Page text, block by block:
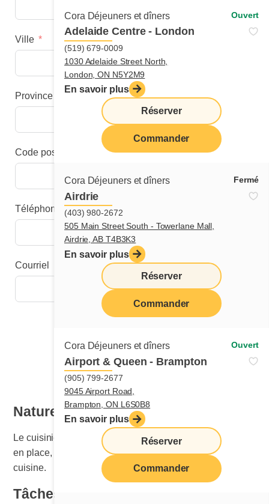
Cora Déjeuners et dîners Ouvert
Adelaide Centre - London
(519) 679-0009
1030 Adelaide Street North,
London, ON N5Y2M9
En savoir plus
Réserver
Commander
Cora Déjeuners et dîners Fermé
Airdrie
(403) 980-2672
505 Main Street South - Towerlane Mall,
Airdrie, AB T4B3K3
En savoir plus
Réserver
Commander
Cora Déjeuners et dîners Ouvert
Airport & Queen - Brampton
(905) 799-2677
9045 Airport Road,
Brampton, ON L6S0B8
En savoir plus
Réserver
Commander
Ville
Province
Code postal
Téléphone
Courriel
Nature du travail
Le cuisinier ou la cuisinière est responsable de la mise
en place, de l’entretien et du nettoyage de la section
cuisine.
Tâches principales